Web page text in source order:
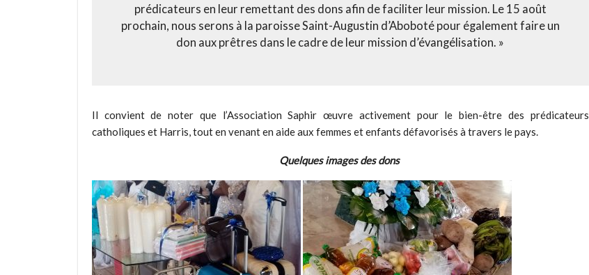
prédicateurs en leur remettant des dons afin de faciliter leur mission. Le 15 août
prochain, nous serons à la paroisse Saint-Augustin d’Aboboté pour également faire un
don aux prêtres dans le cadre de leur mission d’évangélisation. »
Il convient de noter que l’Association Saphir œuvre activement pour le bien-être des prédicateurs
catholiques et Harris, tout en venant en aide aux femmes et enfants défavorisés à travers le pays.
Quelques images des dons